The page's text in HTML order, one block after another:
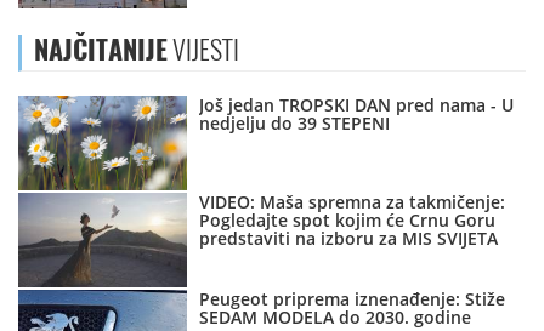
NAJČITANIJEVIJESTI
Još jedan TROPSKI DAN pred nama - U
nedjelju do 39 STEPENI
VIDEO: Maša spremna za takmičenje:
Pogledajte spot kojim će Crnu Goru
predstaviti na izboru za MIS SVIJETA
Peugeot priprema iznenađenje: Stiže
SEDAM MODELA do 2030. godine